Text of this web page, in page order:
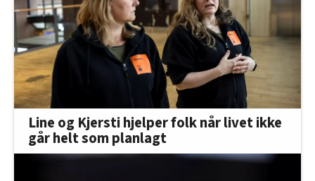
Line og Kjersti hjelper folk når livet ikke
går helt som planlagt